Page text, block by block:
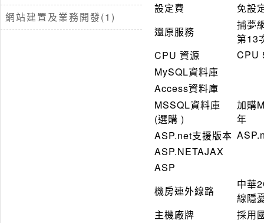
網站建置及業務開發(1)
設定費
免設
還原服務
捕夢
第13
CPU 資源
CPU
MySQL資料庫
Access資料庫
MSSQL資料庫
(選購 )
加購
年
ASP.net支援版本
ASP.NETAJAX
ASP
機房連外線路
中華
線隱
主機廠牌
採用